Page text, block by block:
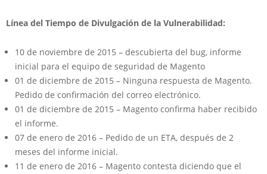
Línea del Tiempo de Divulgación de la Vulnerabilidad:
10 de noviembre de 2015 – descubierta del bug, informe
inicial para el equipo de seguridad de Magento
01 de diciembre de 2015 – Ninguna respuesta de Magento.
Pedido de confirmación del correo electrónico.
01 de diciembre de 2015 – Magento confirma haber recibido
el informe.
07 de enero de 2016 – Pedido de un ETA, después de 2
meses del informe inicial.
11 de enero de 2016 – Magento contesta diciendo que el